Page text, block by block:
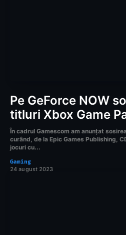
Pe GeForce NOW
titluri Xbox Game
În cadrul Gamescom am anunțat
curând, de la Epic Games Publishing,
jocuri cu...
Gaming
24 august 2023